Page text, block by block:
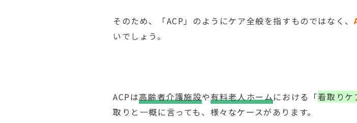
そのため、「ACP」のようにケア全般を指すものではなく、
いでしょう。
ACPは高齢者介護施設や有料老人ホームにおける「看取りケ
取りと一概に言っても、様々なケースがあります。